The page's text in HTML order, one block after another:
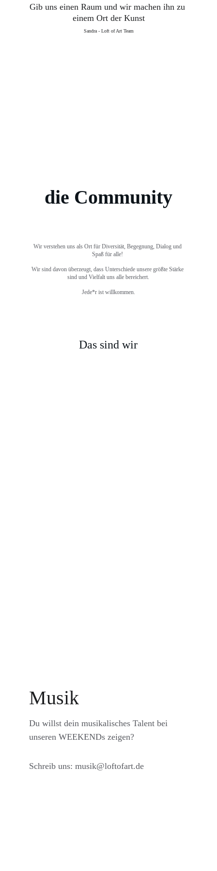
Gib uns einen Raum und wir machen ihn zu
einem Ort der Kunst
Sandra - Loft of Art Team
die Community
Wir verstehen uns als Ort für Diversität, Begegnung, Dialog und
Spaß für alle!
Wir sind davon überzeugt, dass Unterschiede unsere größte Stärke
sind und Vielfalt uns alle bereichert.
Jede*r ist willkommen.
Das sind wir
Musik
Du willst dein musikalisches Talent bei
unseren WEEKENDs zeigen?
Schreib uns: musik@loftofart.de